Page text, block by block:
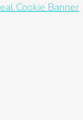
Cookie Banner